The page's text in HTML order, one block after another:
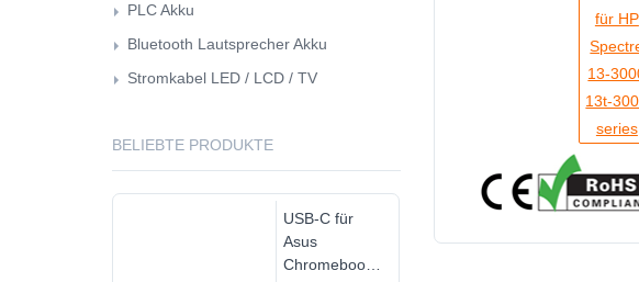
PLC Akku
Bluetooth Lautsprecher Akku
Stromkabel LED / LCD / TV
BELIEBTE PRODUKTE
USB-C für
Asus
Chromebook